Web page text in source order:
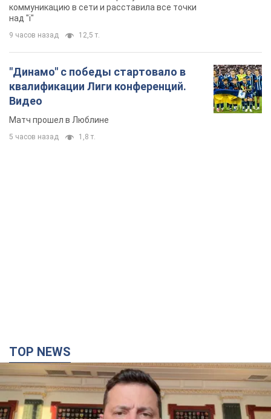
5 часов назад
"Защита нашей жизни": Зеленский об
антибаллистической системе FREYJA,